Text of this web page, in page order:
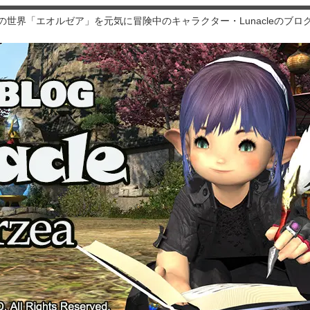
世界「エオルゼア」を元気に冒険中のキャラクター・Lunacleのブロ